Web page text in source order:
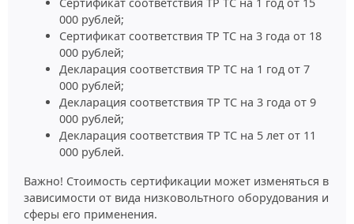
Сертификат соответствия ТР ТС на 1 год от 15
000 рублей;
Сертификат соответствия ТР ТС на 3 года от 18
000 рублей;
Декларация соответствия ТР ТС на 1 год от 7
000 рублей;
Декларация соответствия ТР ТС на 3 года от 9
000 рублей;
Декларация соответствия ТР ТС на 5 лет от 11
000 рублей.
Важно! Стоимость сертификации может изменяться в
зависимости от вида низковольтного оборудования и
сферы его применения.